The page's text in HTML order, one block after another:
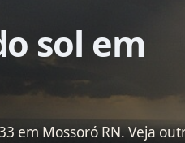
sol em
em Mossoró RN. Veja